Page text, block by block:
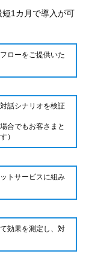
1カ月で導入が可
ローをご提供いた
話シナリオを検証
合でもお客さまと
）
トサービスに組み
効果を測定し、対